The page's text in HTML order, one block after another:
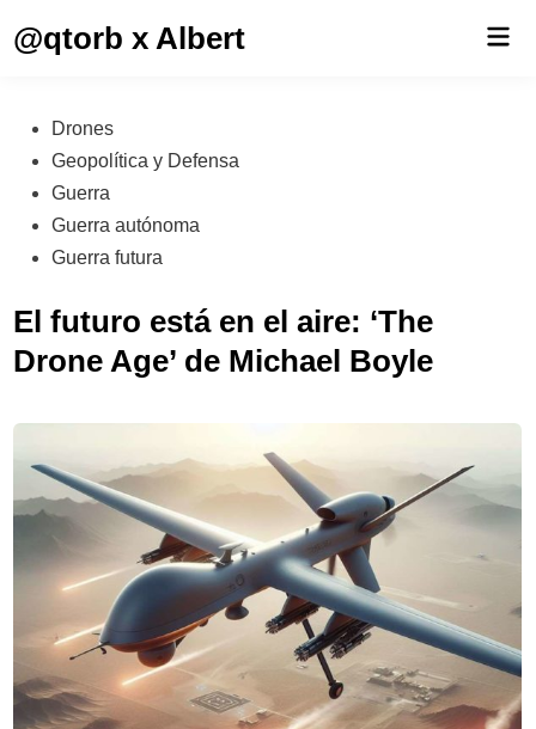
@qtorb x Albert
Publicado
en
Drones
Geopolítica y Defensa
Guerra
Guerra autónoma
Guerra futura
El futuro está en el aire: ‘The
Drone Age’ de Michael Boyle